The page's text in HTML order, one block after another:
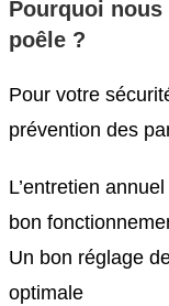
Pourquoi
poêle ?
Pour votre
prévention des
L’entretien
bon
Un bon réglage
optimale